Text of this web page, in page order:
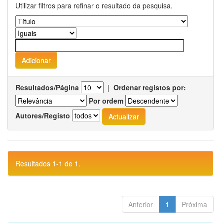
Utilizar filtros para refinar o resultado da pesquisa.
Resultados/Página | Ordenar registos por:
Por ordem
Autores/Registo
Resultados 1-1 de 1.
Anterior 1 Próxima